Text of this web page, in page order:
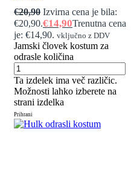
€20,90 Izvirna cena je bila:
€20,90.€14,90Trenutna cena
je: €14,90. vključno z DDV
Jamski človek kostum za
odrasle količina
Ta izdelek ima več različic.
Možnosti lahko izberete na
strani izdelka
Prihrani